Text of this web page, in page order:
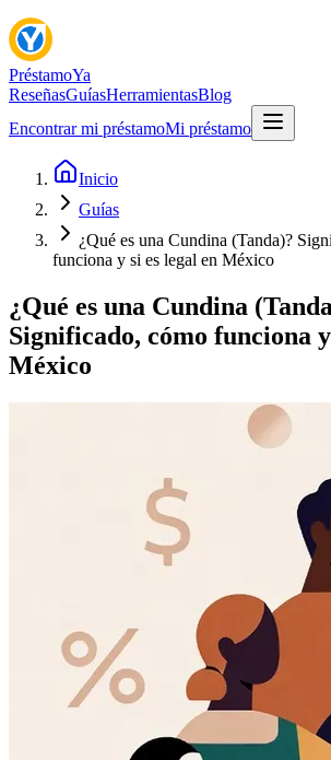
PréstamoYa
ReseñasGuíasHerramientasBlog
Encontrar mi préstamoMi préstamo
Inicio
Guías
¿Qué es una Cundina (Tanda)?
funciona y si es legal en México
¿Qué es una Cundina
Significado, cómo funciona
México